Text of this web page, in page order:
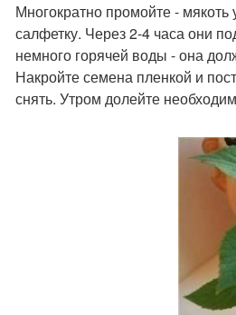
Многократно промойте - мякоть
салфетку. Через 2-4 часа они
немного горячей воды - она
Накройте семена пленкой и
снять. Утром долейте